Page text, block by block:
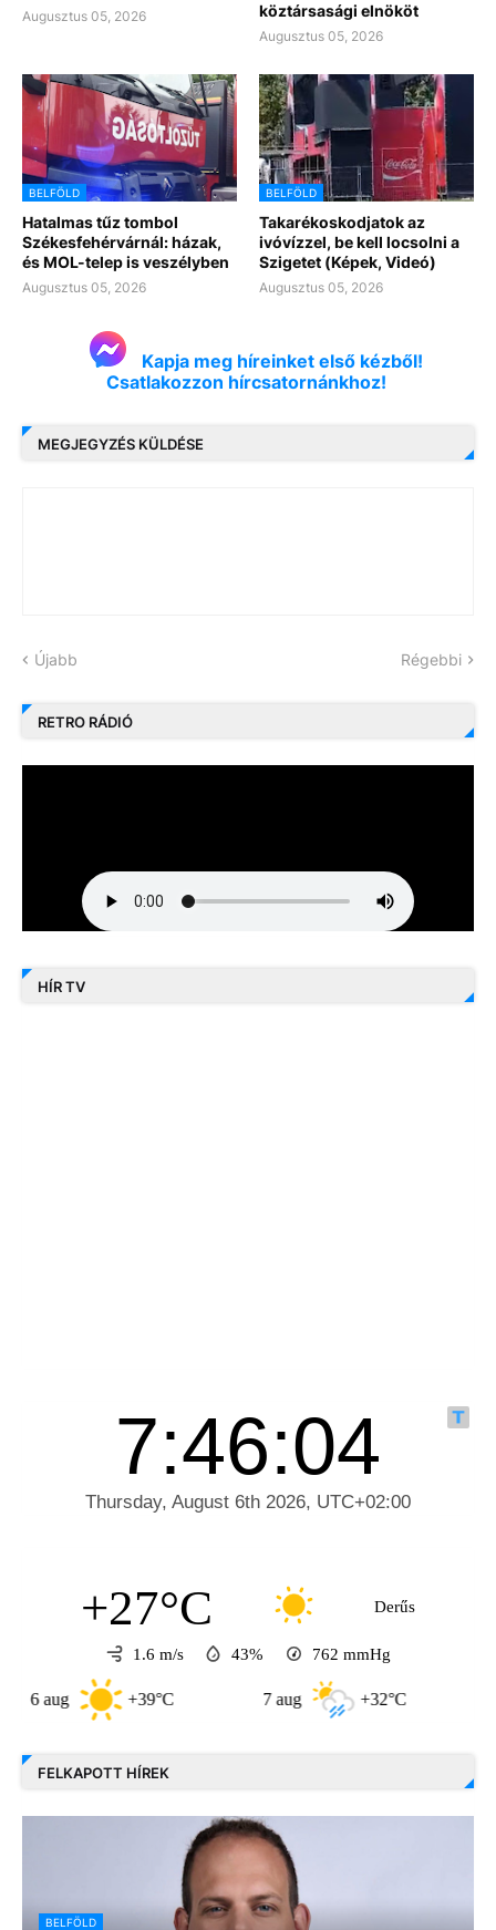
Augusztus 05, 2026
köztársasági elnököt
Augusztus 05, 2026
BELFÖLD
Hatalmas tűz tombol
Székesfehérvárnál: házak,
és MOL-telep is veszélyben
Augusztus 05, 2026
BELFÖLD
Takarékoskodjatok az
ivóvízzel, be kell locsolni a
Szigetet (Képek, Videó)
Augusztus 05, 2026
Kapja meg híreinket első kézből!
Csatlakozzon hírcsatornánkhoz!
MEGJEGYZÉS KÜLDÉSE
Újabb Régebbi
RETRO RÁDIÓ
HÍR TV
+27°C Derűs
1.6 m/s 43% 762 mmHg
+39°C +32°C
FELKAPOTT HÍREK
BELFÖLD